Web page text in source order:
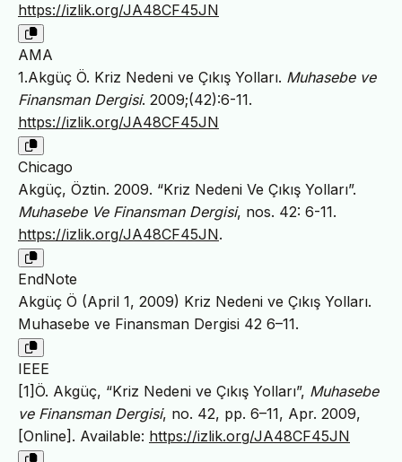
https://izlik.org/JA48CF45JN
AMA
1.Akgüç Ö. Kriz Nedeni ve Çıkış Yolları. Muhasebe ve
Finansman Dergisi. 2009;(42):6-11.
https://izlik.org/JA48CF45JN
Chicago
Akgüç, Öztin. 2009. “Kriz Nedeni Ve Çıkış Yolları”.
Muhasebe Ve Finansman Dergisi, nos. 42: 6-11.
https://izlik.org/JA48CF45JN.
EndNote
Akgüç Ö (April 1, 2009) Kriz Nedeni ve Çıkış Yolları.
Muhasebe ve Finansman Dergisi 42 6–11.
IEEE
[1]Ö. Akgüç, “Kriz Nedeni ve Çıkış Yolları”, Muhasebe
ve Finansman Dergisi, no. 42, pp. 6–11, Apr. 2009,
[Online]. Available: https://izlik.org/JA48CF45JN